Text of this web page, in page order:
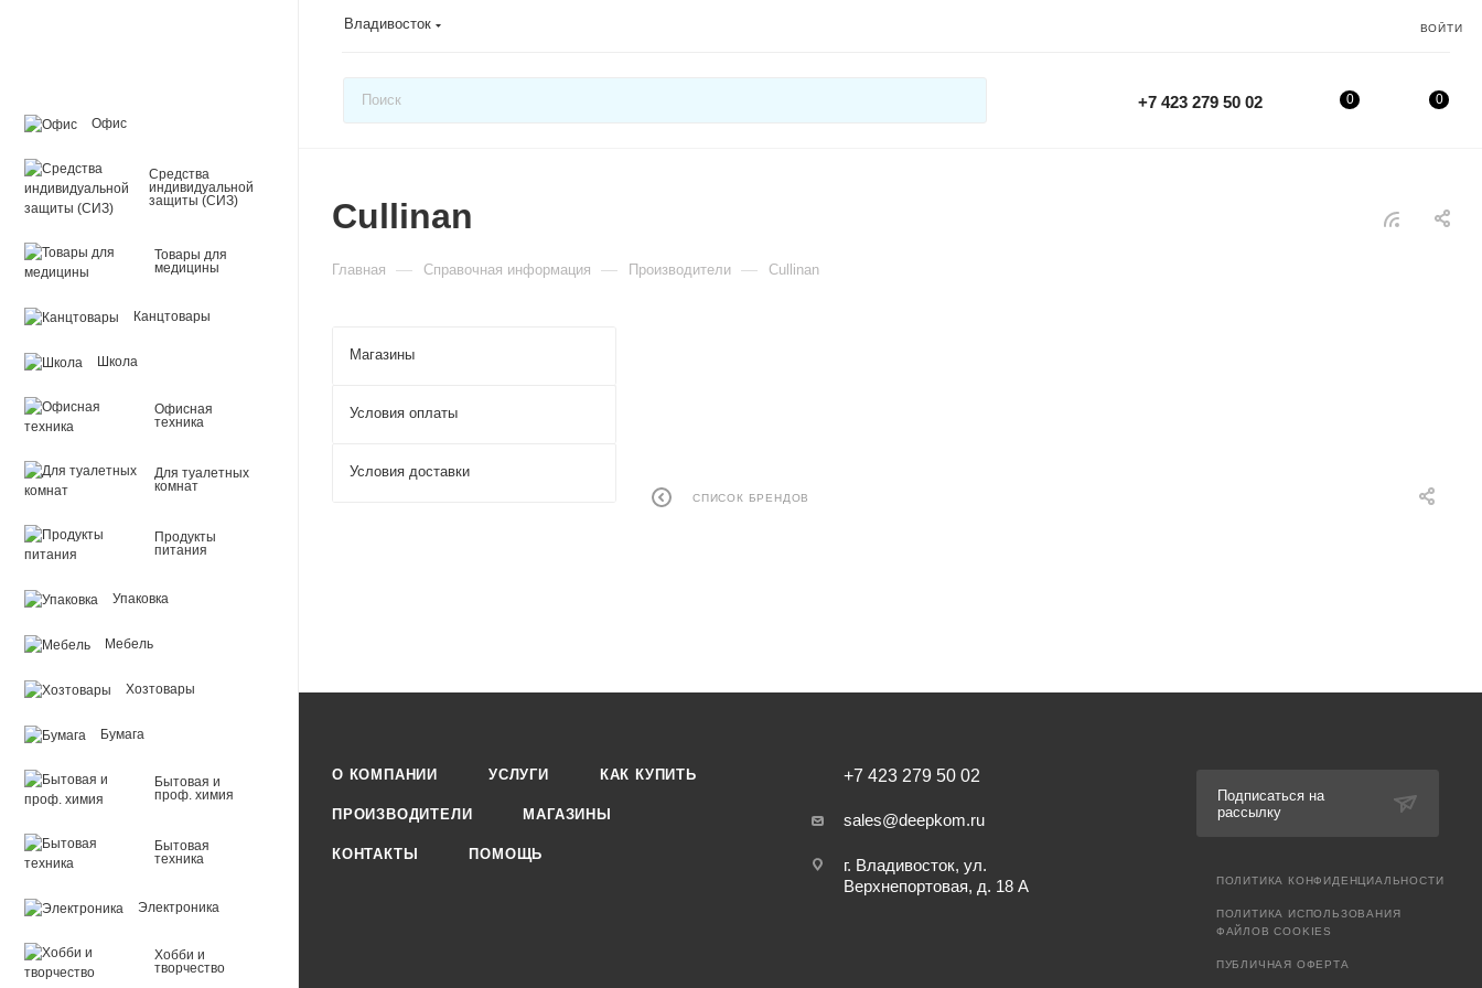
Владивосток ВОЙТИ
+7 423 279 50 02 0
0
Офис
Средства
индивидуальной
защиты (СИЗ)
Товары для
медицины
Канцтовары
Школа
Офисная
техника
Для туалетных
комнат
Продукты
питания
Упаковка
Мебель
Хозтовары
Бумага
Бытовая и
проф. химия
Бытовая
техника
Электроника
Хобби и
творчество
Cullinan
Главная — Справочная информация — Производители — Cullinan
СПИСОК БРЕНДОВ
Магазины
Условия оплаты
Условия доставки
О КОМПАНИИ УСЛУГИ КАК КУПИТЬ
ПРОИЗВОДИТЕЛИ МАГАЗИНЫ
КОНТАКТЫ ПОМОЩЬ
+7 423 279 50 02
sales@deepkom.ru
г. Владивосток, ул.
Верхнепортовая, д. 18 А
Подписаться на
рассылку
ПОЛИТИКА КОНФИДЕНЦИАЛЬНОСТИ
ПОЛИТИКА ИСПОЛЬЗОВАНИЯ
ФАЙЛОВ COOKIES
ПУБЛИЧНАЯ ОФЕРТА